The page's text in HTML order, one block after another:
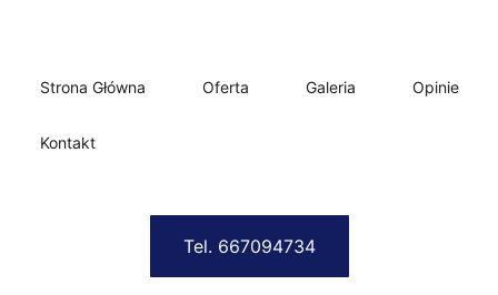
Strona Główna Oferta Galeria Opinie
Kontakt
Tel. 667094734